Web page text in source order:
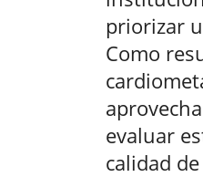
priorizar
Como
evaluar
calidad